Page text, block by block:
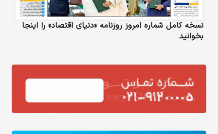
نسخه کامل شماره امروز روزنامه «دنیای‌ اقتصاد» را اینجا
بخوانید